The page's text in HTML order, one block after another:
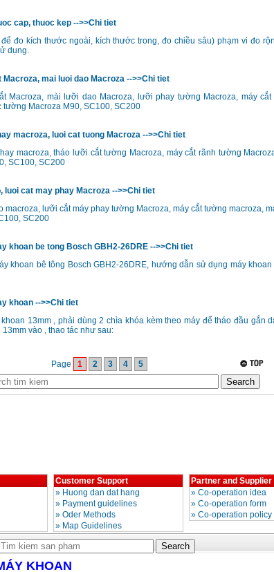
cap, thuoc kep -->>Chi tiet
đo kích thước ngoài, kích thước trong, đo chiều sâu) phạm vi đo
dụng.
Macroza, mai luoi dao Macroza -->>Chi tiet
Macroza, mài lưỡi dao Macroza, lưỡi phay tường Macroza, máy
tường Macroza M90, SC100, SC200
macroza, luoi cat tuong Macroza -->>Chi tiet
macroza, tháo lưỡi cắt tường Macroza, máy cắt rãnh tường
SC100, SC200
luoi cat may phay Macroza -->>Chi tiet
macroza, lưỡi cắt máy phay tường Macroza, máy cắt tường macroza,
SC200
khoan be tong Bosch GBH2-26DRE -->>Chi tiet
khoan bê tông Bosch GBH2-26DRE, hướng dẫn sử dụng máy khoan
khoan -->>Chi tiet
13mm , phải dùng 2 chìa khóa kèm theo máy để tháo đầu gắn
vào , thao tác như sau:
Page 1 2 3 4 5
Customer Support
» Huong dan dat hang
» Payment guidelines
» Oder Methods
» Map Guidelines
Partner and Supplier
» Co-operation idea
» Co-operation form
» Co-operation policy
KHOAN